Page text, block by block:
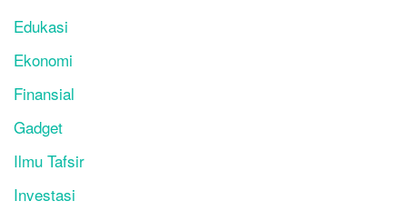
Edukasi
Ekonomi
Finansial
Gadget
Ilmu Tafsir
Investasi